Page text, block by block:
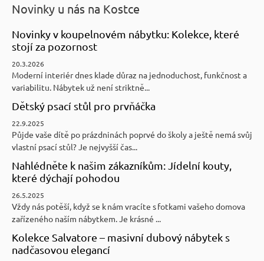
Novinky u nás na Kostce
Novinky v koupelnovém nábytku: Kolekce, které
stojí za pozornost
20.3.2026
Moderní interiér dnes klade důraz na jednoduchost, funkčnost a
variabilitu. Nábytek už není striktně...
Dětský psací stůl pro prvňáčka
22.9.2025
Půjde vaše dítě po prázdninách poprvé do školy a ještě nemá svůj
vlastní psací stůl? Je nejvyšší čas...
Nahlédněte k našim zákazníkům: Jídelní kouty,
které dýchají pohodou
26.5.2025
Vždy nás potěší, když se k nám vracíte s fotkami vašeho domova
zařízeného naším nábytkem. Je krásné ...
Kolekce Salvatore – masivní dubový nábytek s
nadčasovou elegancí